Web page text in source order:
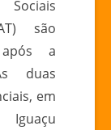
Sociais
são
após a
duas
em